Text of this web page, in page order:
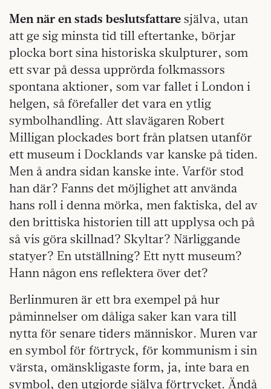
Men när en stads beslutsfattare själva, utan
att ge sig minsta tid till eftertanke, börjar
plocka bort sina historiska skulpturer, som
ett svar på dessa upprörda folkmassors
spontana aktioner, som var fallet i London i
helgen, så förefaller det vara en ytlig
symbolhandling. Att slavägaren Robert
Milligan plockades bort från platsen utanför
ett museum i Docklands var kanske på tiden.
Men å andra sidan kanske inte. Varför stod
han där? Fanns det möjlighet att använda
hans roll i denna mörka, men faktiska, del av
den brittiska historien till att upplysa och på
så vis göra skillnad? Skyltar? Närliggande
statyer? En utställning? Ett nytt museum?
Hann någon ens reflektera över det?
Berlinmuren är ett bra exempel på hur
påminnelser om dåliga saker kan vara till
nytta för senare tiders människor. Muren var
en symbol för förtryck, för kommunism i sin
värsta, omänskligaste form, ja, inte bara en
symbol, den utgjorde själva förtrycket. Ändå